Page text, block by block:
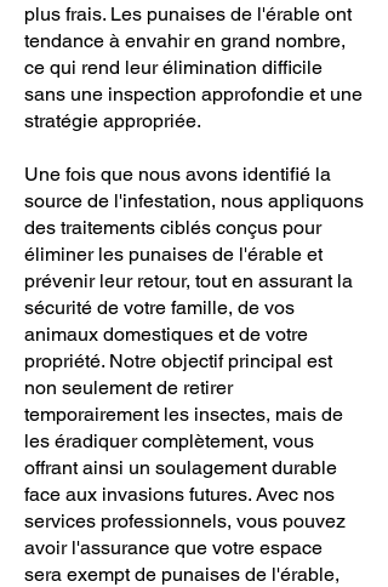
plus frais. Les punaises de l'érable ont
tendance à envahir en grand nombre,
ce qui rend leur élimination difficile
sans une inspection approfondie et une
stratégie appropriée.
Une fois que nous avons identifié la
source de l'infestation, nous appliquons
des traitements ciblés conçus pour
éliminer les punaises de l'érable et
prévenir leur retour, tout en assurant la
sécurité de votre famille, de vos
animaux domestiques et de votre
propriété. Notre objectif principal est
non seulement de retirer
temporairement les insectes, mais de
les éradiquer complètement, vous
offrant ainsi un soulagement durable
face aux invasions futures. Avec nos
services professionnels, vous pouvez
avoir l'assurance que votre espace
sera exempt de punaises de l'érable,